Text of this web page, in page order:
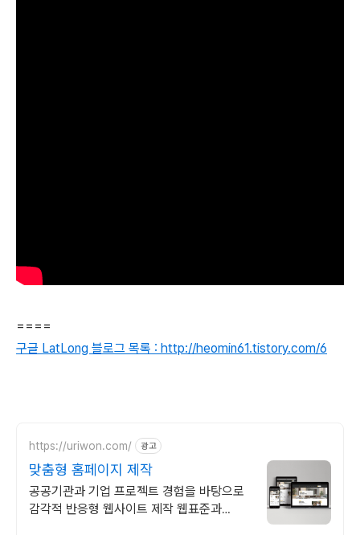
====
구글 LatLong 블로그 목록 : http://heomin61.tistory.com/6
https://uriwon.com/ 광고
맞춤형 홈페이지 제작
공공기관과 기업 프로젝트 경험을 바탕으로
감각적 반응형 웹사이트 제작 웹표준과